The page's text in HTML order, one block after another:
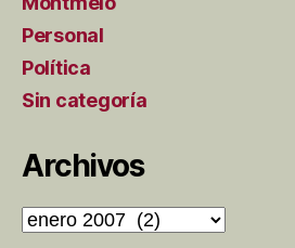
Personal
Política
Sin categoría
Archivos
Archivos